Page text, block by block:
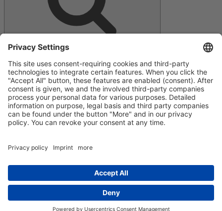
Facebook
E‑Mail